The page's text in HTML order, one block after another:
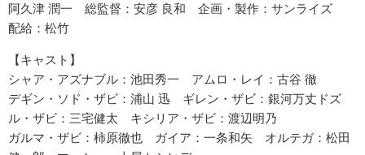
阿久津 潤一 総監督：安彦 良和 企画・製作：サンライズ
配給：松竹
【キャスト】
シャア・アズナブル：池田秀一 アムロ・レイ：古谷 徹
デギン・ソド・ザビ：浦山 迅 ギレン・ザビ：銀河万丈ドズ
ル・ザビ：三宅健太 キシリア・ザビ：渡辺明乃
ガルマ・ザビ：柿原徹也 ガイア：一条和矢 オルテガ：松田